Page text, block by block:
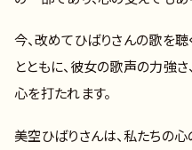
今、改めてひばりさんの歌を聴
とともに、彼女の歌声の力強さ
心を打たれます。
美空ひばりさんは、私たちの